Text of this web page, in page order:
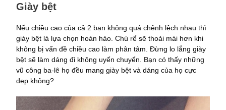
Giày bệt
Nếu chiều cao của cả 2 bạn không quá chênh lệch nhau thì
giày bệt là lựa chọn hoàn hảo. Chú rể sẽ thoải mái hơn khi
không bị vấn đề chiều cao làm phân tâm. Đừng lo lắng giày
bệt sẽ làm dáng đi không uyển chuyển. Bạn có thấy những
vũ công ba-lê họ đều mang giày bệt và dáng của họ cực
đẹp không?